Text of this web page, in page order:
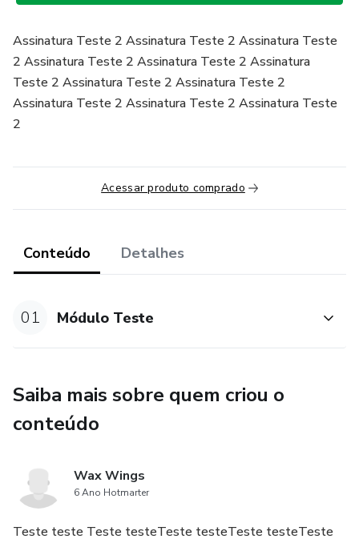
Assinatura Teste 2 Assinatura Teste 2 Assinatura Teste
2 Assinatura Teste 2 Assinatura Teste 2 Assinatura
Teste 2 Assinatura Teste 2 Assinatura Teste 2
Assinatura Teste 2 Assinatura Teste 2 Assinatura Teste
2
Acessar produto comprado
Conteúdo Detalhes
01 Módulo Teste
Saiba mais sobre quem criou o
conteúdo
Wax Wings
6 Ano Hotmarter
Teste teste Teste testeTeste testeTeste testeTeste